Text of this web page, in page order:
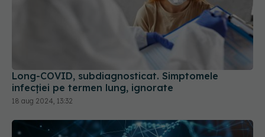
Long-COVID, subdiagnosticat. Simptomele
infecției pe termen lung, ignorate
18 aug 2024, 13:32